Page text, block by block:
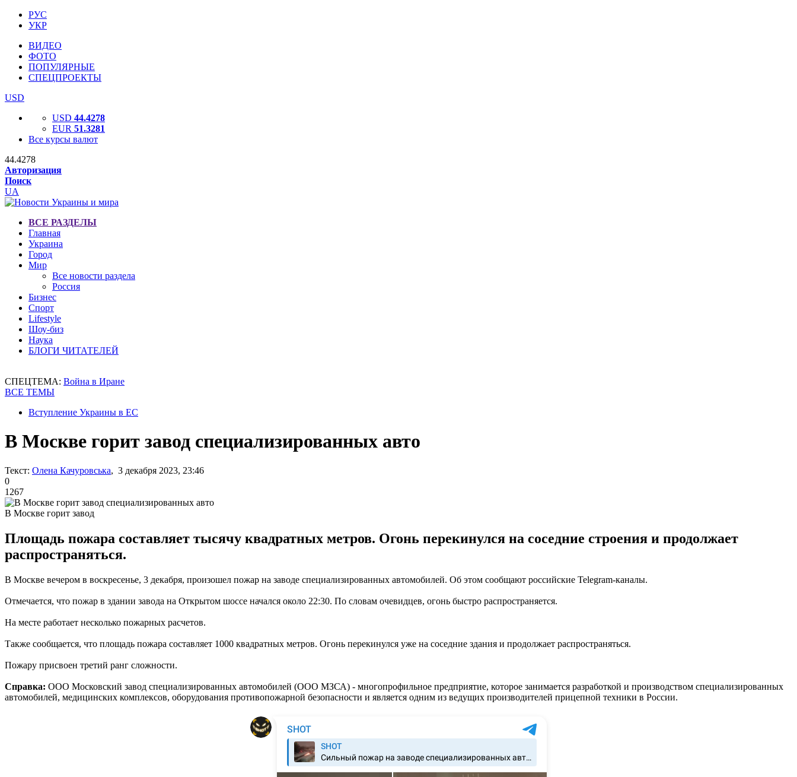
РУС
УКР
ВИДЕО
ФОТО
ПОПУЛЯРНЫЕ
СПЕЦПРОЕКТЫ
USD
USD 44.4278
EUR 51.3281
Все курсы валют
44.4278
Авторизация
Поиск
UA
ВСЕ РАЗДЕЛЫ
Главная
Украина
Город
Мир
Все новости раздела
Россия
Бизнес
Спорт
Lifestyle
Шоу-биз
Наука
БЛОГИ ЧИТАТЕЛЕЙ
СПЕЦТЕМА: Война в Иране
ВСЕ ТЕМЫ
Вступление Украины в ЕС
В Москве горит завод специализированных авто
Текст: Олена Качуровська, 3 декабря 2023, 23:46
0
1267
В Москве горит завод
Площадь пожара составляет тысячу квадратных метров. Огонь перекинулся на соседние строения и продолжает
распространяться.
В Москве вечером в воскресенье, 3 декабря, произошел пожар на заводе специализированных автомобилей. Об этом сообщают российские Telegram-каналы.
Отмечается, что пожар в здании завода на Открытом шоссе начался около 22:30. По словам очевидцев, огонь быстро распространяется.
На месте работает несколько пожарных расчетов.
Также сообщается, что площадь пожара составляет 1000 квадратных метров. Огонь перекинулся уже на соседние здания и продолжает распространяться.
Пожару присвоен третий ранг сложности.
Справка: ООО Московский завод специализированных автомобилей (ООО МЗСА) - многопрофильное предприятие, которое занимается разработкой и производством специализированных
автомобилей, медицинских комплексов, оборудования противопожарной безопасности и является одним из ведущих производителей прицепной техники в России.